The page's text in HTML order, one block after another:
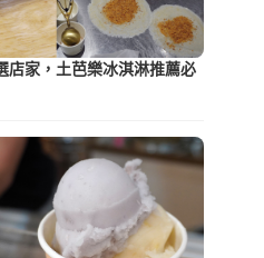
店家，土芭樂冰淇淋推薦必